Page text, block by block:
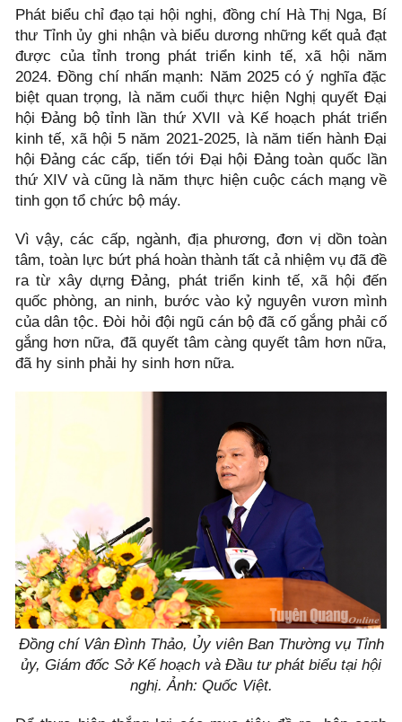
Phát biểu chỉ đạo tại hội nghị, đồng chí Hà Thị Nga, Bí
thư Tỉnh ủy ghi nhận và biểu dương những kết quả đạt
được của tỉnh trong phát triển kinh tế, xã hội năm
2024. Đồng chí nhấn mạnh: Năm 2025 có ý nghĩa đặc
biệt quan trọng, là năm cuối thực hiện Nghị quyết Đại
hội Đảng bộ tỉnh lần thứ XVII và Kế hoạch phát triển
kinh tế, xã hội 5 năm 2021-2025, là năm tiến hành Đại
hội Đảng các cấp, tiến tới Đại hội Đảng toàn quốc lần
thứ XIV và cũng là năm thực hiện cuộc cách mạng về
tinh gọn tổ chức bộ máy.
Vì vậy, các cấp, ngành, địa phương, đơn vị dồn toàn
tâm, toàn lực bứt phá hoàn thành tất cả nhiệm vụ đã đề
ra từ xây dựng Đảng, phát triển kinh tế, xã hội đến
quốc phòng, an ninh, bước vào kỷ nguyên vươn mình
của dân tộc. Đòi hỏi đội ngũ cán bộ đã cố gắng phải cố
gắng hơn nữa, đã quyết tâm càng quyết tâm hơn nữa,
đã hy sinh phải hy sinh hơn nữa.
Đồng chí Vân Đình Thảo, Ủy viên Ban Thường vụ Tỉnh
ủy, Giám đốc Sở Kế hoạch và Đầu tư phát biểu tại hội
nghị. Ảnh: Quốc Việt.